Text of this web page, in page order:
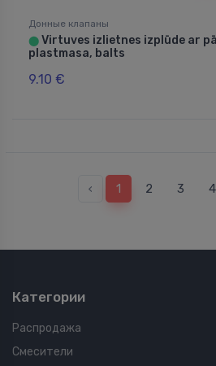
Донные клапаны
⬤ Virtuves izlietnes izplūde ar
plastmasa, balts
9.10 €
‹ 1 2 3 4
Категории
Распродажа
Смесители